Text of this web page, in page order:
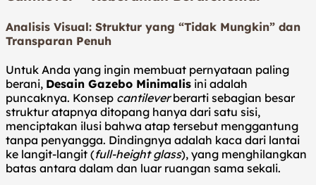
Analisis Visual: Struktur yang “Tidak Mungkin” dan
Transparan Penuh
Untuk Anda yang ingin membuat pernyataan paling
berani, Desain Gazebo Minimalis ini adalah
puncaknya. Konsep cantileverberarti sebagian besar
struktur atapnya ditopang hanya dari satu sisi,
menciptakan ilusi bahwa atap tersebut menggantung
tanpa penyangga. Dindingnya adalah kaca dari lantai
ke langit-langit (full-height glass), yang menghilangkan
batas antara dalam dan luar ruangan sama sekali.